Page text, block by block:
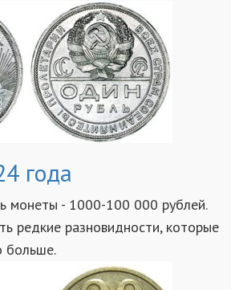
года
монеты - 1000-100 000 рублей.
редкие разновидности, которые
больше.